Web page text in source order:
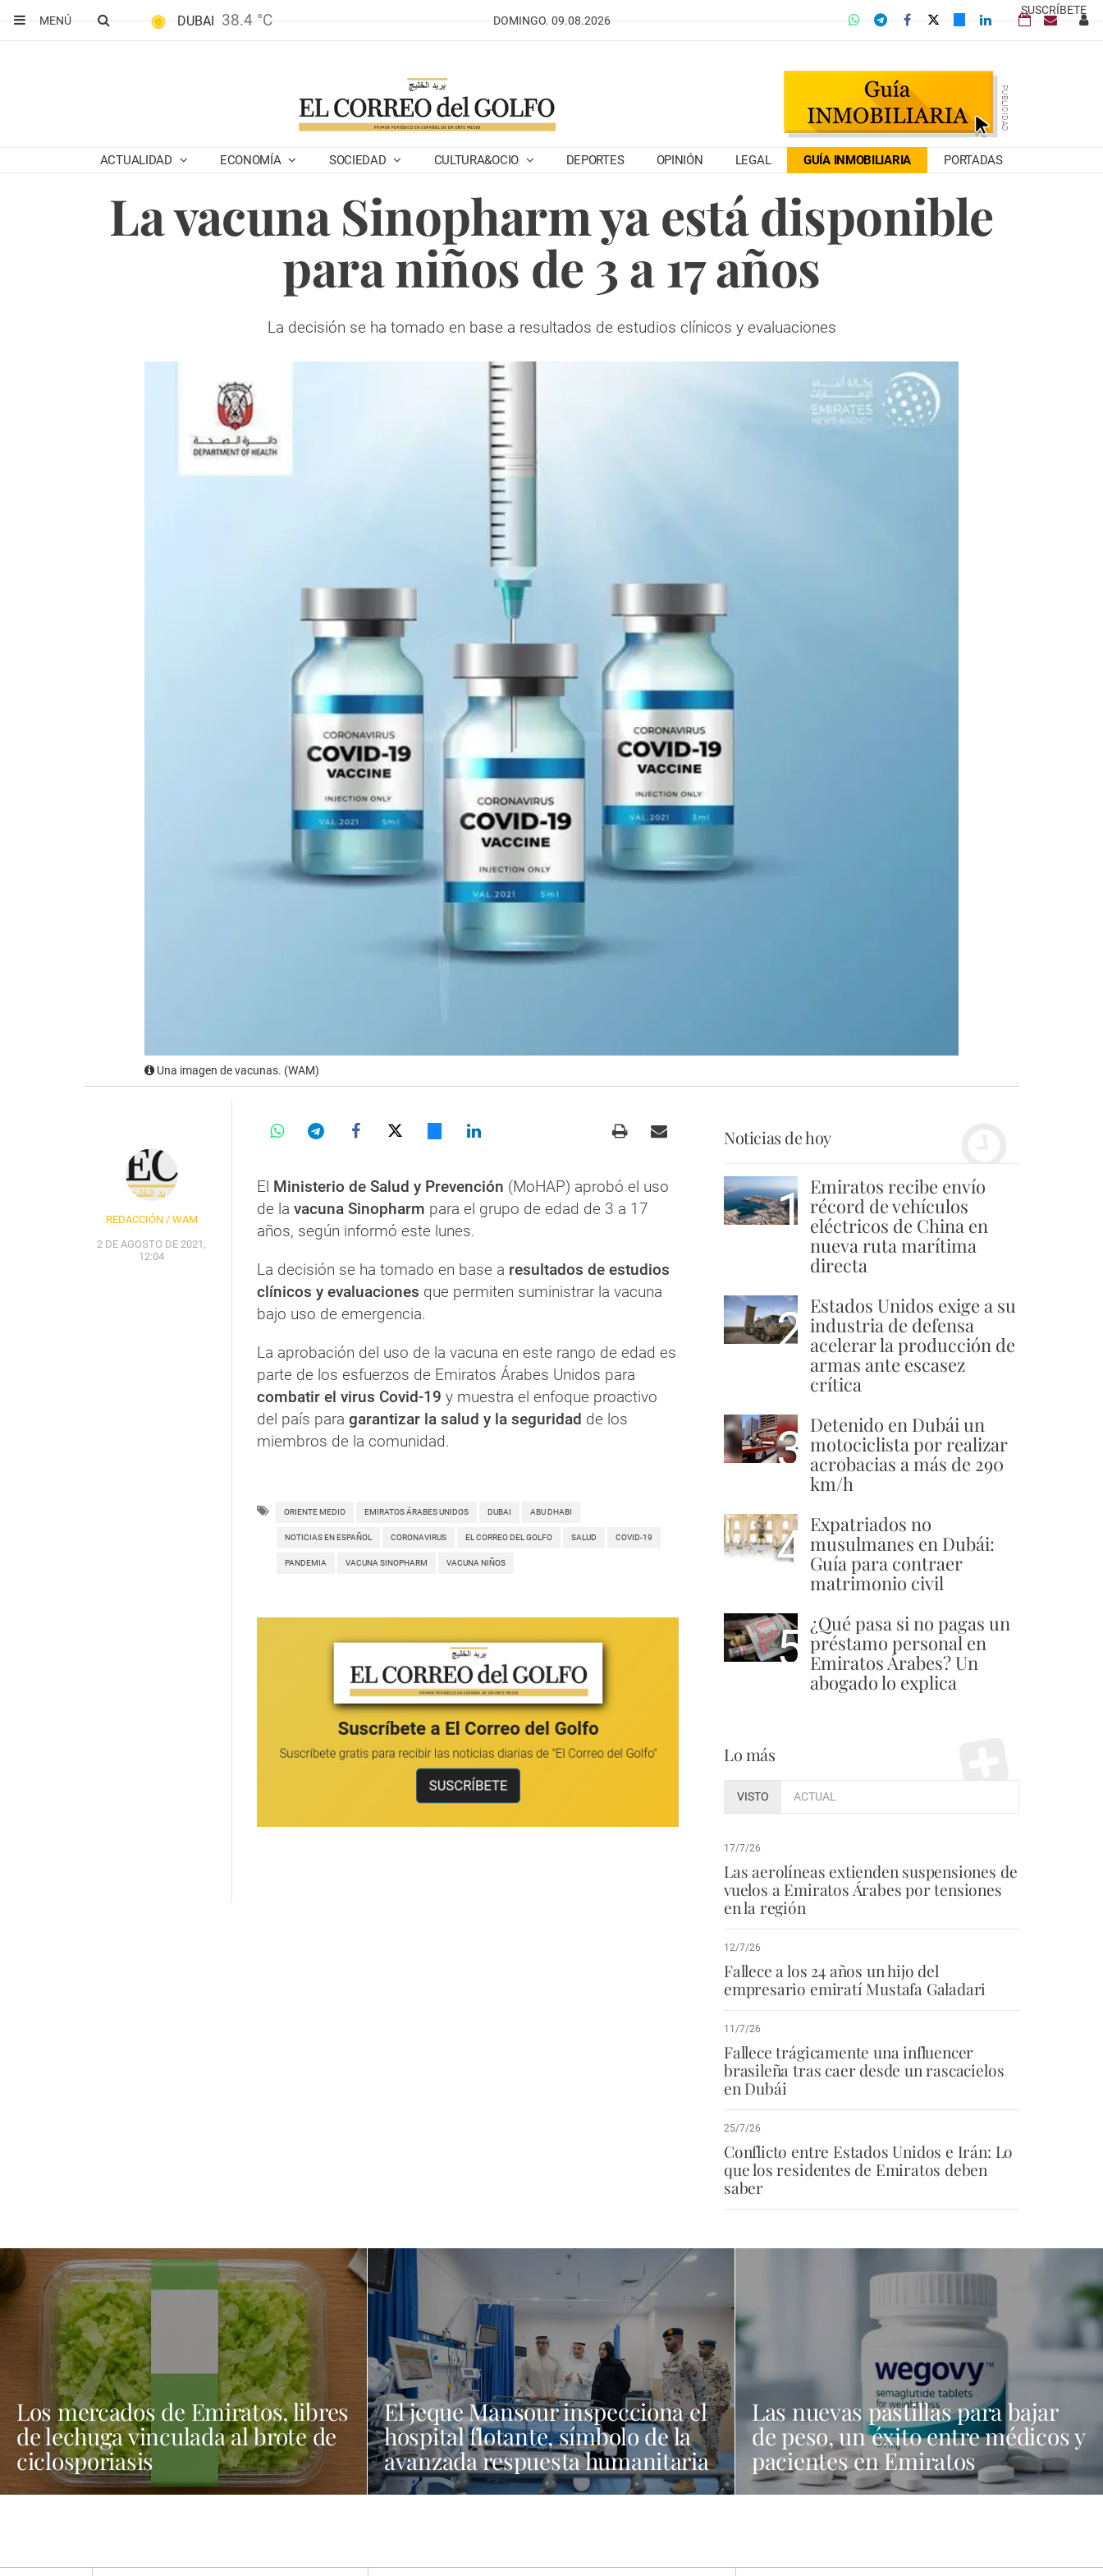
SUSCRÍBETE
MENÚ
DUBAI 38.4 °C DOMINGO. 09.08.2026
ACTUALIDAD ECONOMÍA SOCIEDAD CULTURA&OCIO DEPORTES OPINIÓN LEGAL GUÍA INMOBILIARIA PORTADAS
La vacuna Sinopharm ya está disponible
para niños de 3 a 17 años
La decisión se ha tomado en base a resultados de estudios clínicos y evaluaciones
Una imagen de vacunas. (WAM)
REDACCIÓN / WAM
2 DE AGOSTO DE 2021,
12:04
El Ministerio de Salud y Prevención (MoHAP) aprobó el uso
de la vacuna Sinopharm para el grupo de edad de 3 a 17
años, según informó este lunes.
La decisión se ha tomado en base a resultados de estudios
clínicos y evaluaciones que permiten suministrar la vacuna
bajo uso de emergencia.
La aprobación del uso de la vacuna en este rango de edad es
parte de los esfuerzos de Emiratos Árabes Unidos para
combatir el virus Covid-19 y muestra el enfoque proactivo
del país para garantizar la salud y la seguridad de los
miembros de la comunidad.
ORIENTE MEDIO EMIRATOS ÁRABES UNIDOS DUBAI ABU DHABI
NOTICIAS EN ESPAÑOL CORONAVIRUS EL CORREO DEL GOLFO SALUD COVID-19
PANDEMIA VACUNA SINOPHARM VACUNA NIÑOS
Noticias de hoy
1 Emiratos recibe envío
récord de vehículos
eléctricos de China en
nueva ruta marítima
directa
2 Estados Unidos exige a su
industria de defensa
acelerar la producción de
armas ante escasez
crítica
3 Detenido en Dubái un
motociclista por realizar
acrobacias a más de 290
km/h
4 Expatriados no
musulmanes en Dubái:
Guía para contraer
matrimonio civil
5 ¿Qué pasa si no pagas un
préstamo personal en
Emiratos Árabes? Un
abogado lo explica
Lo más
VISTO ACTUAL
17/7/26
Las aerolíneas extienden suspensiones de
vuelos a Emiratos Árabes por tensiones
en la región
12/7/26
Fallece a los 24 años un hijo del
empresario emiratí Mustafa Galadari
11/7/26
Fallece trágicamente una influencer
brasileña tras caer desde un rascacielos
en Dubái
25/7/26
Conflicto entre Estados Unidos e Irán: Lo
que los residentes de Emiratos deben
saber
Los mercados de Emiratos, libres
de lechuga vinculada al brote de
ciclosporiasis
El jeque Mansour inspecciona el
hospital flotante, símbolo de la
avanzada respuesta humanitaria
de EAU
Las nuevas pastillas para bajar
de peso, un éxito entre médicos y
pacientes en Emiratos